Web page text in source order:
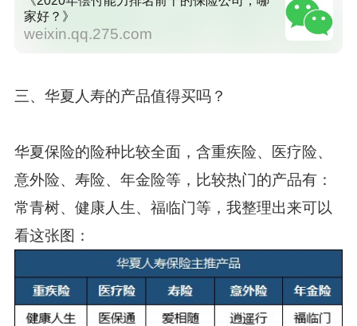
家好？》
weixin.qq.275.com
三、华夏人寿的产品值得买吗？
华夏保险的险种比较全面，含重疾险、医疗险、
意外险、寿险、年金险等，比较热门的产品有：
常青树、健康人生、福临门等，我整理出来可以
看这张图：